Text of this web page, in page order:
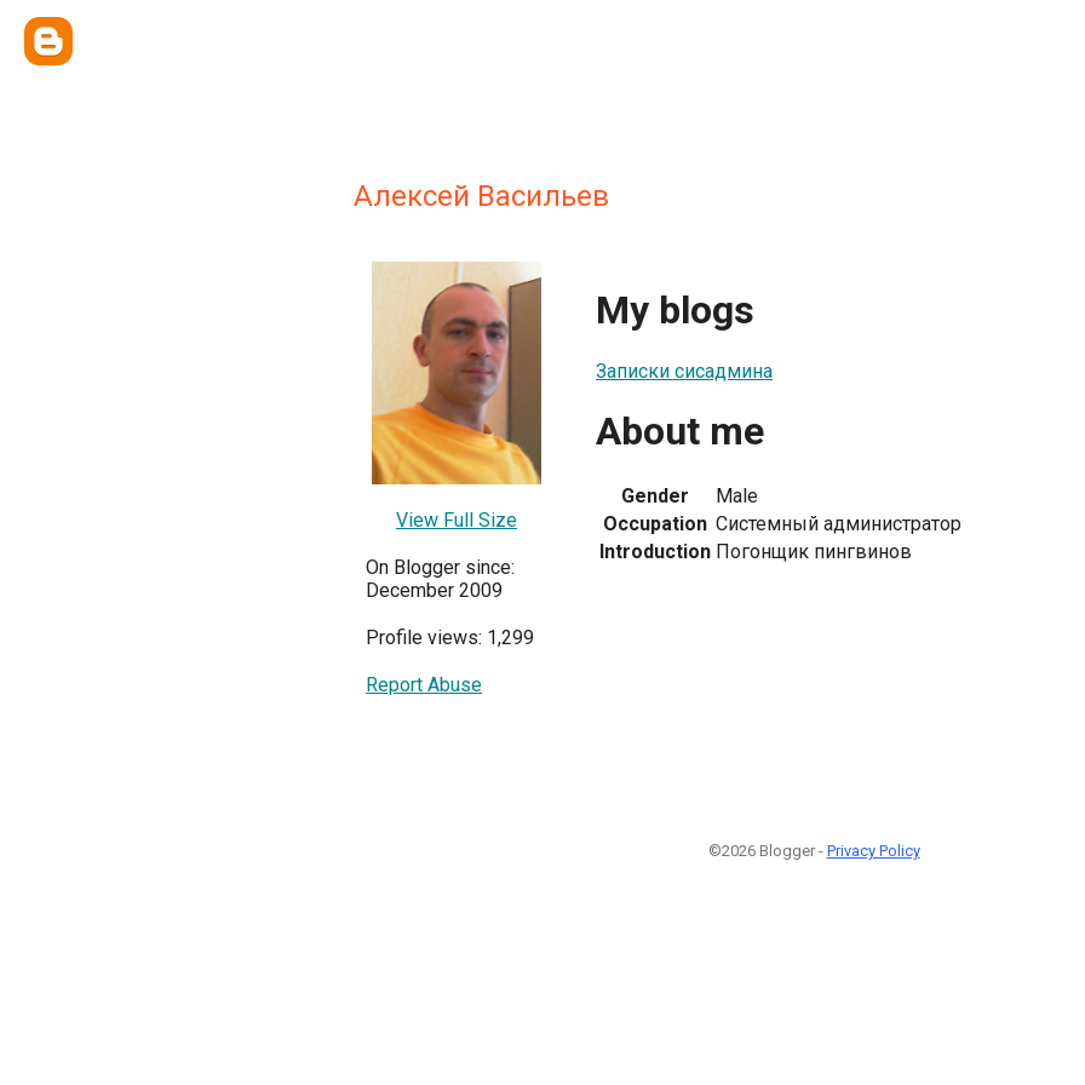
Алексей Васильев
View Full Size
On Blogger since:
December 2009
Profile views: 1,299
Report Abuse
My blogs
Записки сисадмина
About me
Gender
Male
Occupation Системный администратор
Introduction Погонщик пингвинов
©2026 Blogger - Privacy Policy